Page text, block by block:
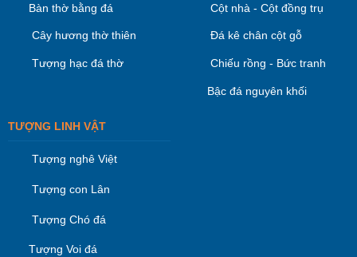
Bàn thờ bằng đá
Cây hương thờ thiên
Tượng hạc đá thờ
Cột nhà - Cột đồng trụ
Đá kê chân cột gỗ
Chiếu rồng - Bức tranh
Bậc đá nguyên khối
TƯỢNG LINH VẬT
Tượng nghê Việt
Tượng con Lân
Tượng Chó đá
Tượng Voi đá